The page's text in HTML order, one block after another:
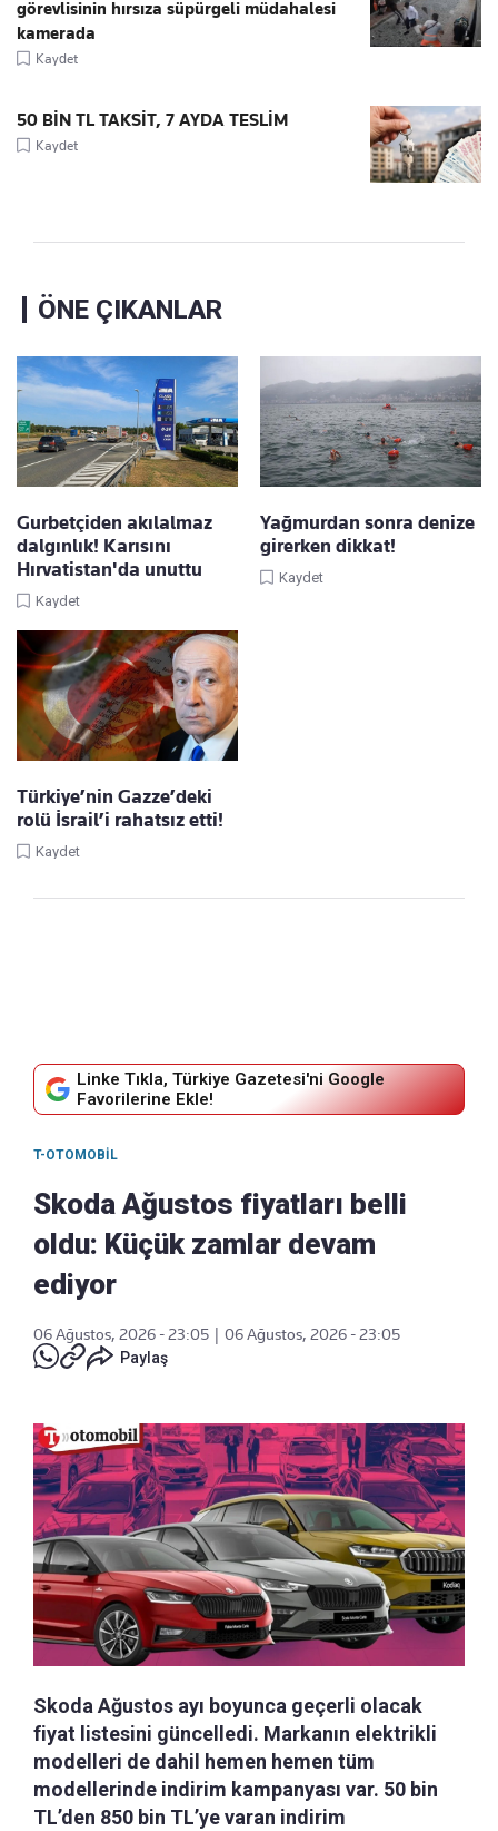
görevlisinin hırsıza süpürgeli müdahalesi
kamerada
Kaydet
50 BİN TL TAKSİT, 7 AYDA TESLİM
Kaydet
ÖNE ÇIKANLAR
Gurbetçiden akılalmaz
dalgınlık! Karısını
Hırvatistan'da unuttu
Kaydet
Yağmurdan sonra denize
girerken dikkat!
Kaydet
Türkiye’nin Gazze’deki
rolü İsrail’i rahatsız etti!
Kaydet
Linke Tıkla, Türkiye Gazetesi'ni Google
Favorilerine Ekle!
T-OTOMOBIL
Skoda Ağustos fiyatları belli
oldu: Küçük zamlar devam
ediyor
06 Ağustos, 2026 - 23:05 | 06 Ağustos, 2026 - 23:05
Paylaş
Skoda Ağustos ayı boyunca geçerli olacak
fiyat listesini güncelledi. Markanın elektrikli
modelleri de dahil hemen hemen tüm
modellerinde indirim kampanyası var. 50 bin
TL’den 850 bin TL’ye varan indirim